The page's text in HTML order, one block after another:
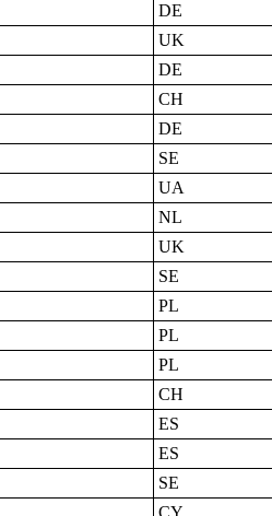
DE
UK
DE
CH
DE
SE
UA
NL
UK
SE
PL
PL
PL
CH
ES
ES
SE
CY